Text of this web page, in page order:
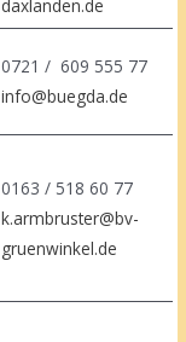
daxlanden.de
0721 / 609 555 77
info@buegda.de
0163 / 518 60
k.armbruster@bv-
gruenwinkel.de